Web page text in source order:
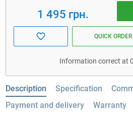
1 495 грн.
QUICK ORDER
Information correct at
Description Specification
Payment and delivery
Warranty